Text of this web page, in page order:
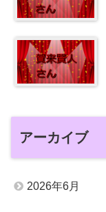
アーカイブ
2026年6月